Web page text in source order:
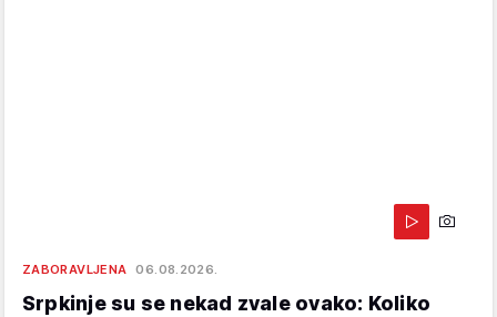
ZABORAVLJENA 06.08.2026.
Srpkinje su se nekad zvale ovako: Koliko